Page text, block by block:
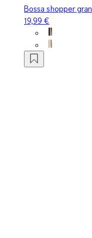
Bossa shopper gran
19,99 €